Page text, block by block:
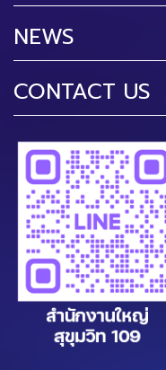
NEWS
CONTACT US